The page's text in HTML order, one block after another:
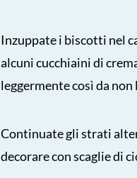
Inzuppate i biscotti nel
alcuni cucchiaini di
leggermente così da
Continuate gli strati
decorare con scaglie di